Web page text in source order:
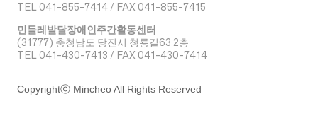
TEL 041-855-7414 / FAX 041-855-7415
민들레발달장애인주간활동센터
(31777) 충청남도 당진시 청룡길63 2층
TEL 041-430-7413 / FAX 041-430-7414
Copyrightⓒ Mincheo All Rights Reserved